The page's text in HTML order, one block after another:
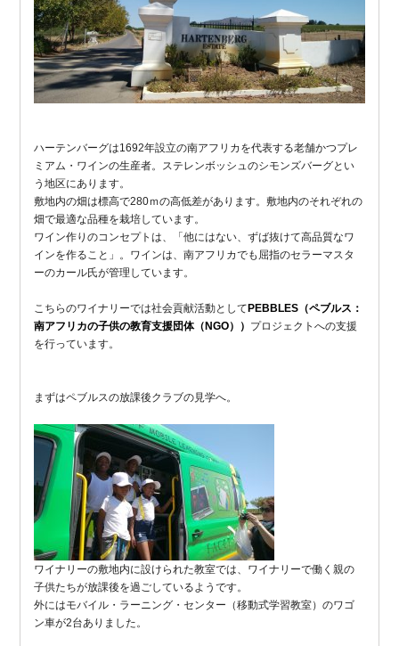
ハーテンバーグは1692年設立の南アフリカを代表する老舗かつプレ
ミアム・ワインの生産者。ステレンボッシュのシモンズバーグとい
う地区にあります。
敷地内の畑は標高で280ｍの高低差があります。敷地内のそれぞれの
畑で最適な品種を栽培しています。
ワイン作りのコンセプトは、「他にはない、ずば抜けて高品質なワ
インを作ること」。ワインは、南アフリカでも屈指のセラーマスタ
ーのカール氏が管理しています。
こちらのワイナリーでは社会貢献活動として PEBBLES（ペブルス：
南アフリカの子供の教育支援団体（NGO）） プロジェクトへの支援
を行っています。
まずはペブルスの放課後クラブの見学へ。
ワイナリーの敷地内に設けられた教室では、ワイナリーで働く親の
子供たちが放課後を過ごしているようです。
外にはモバイル・ラーニング・センター（移動式学習教室）のワゴ
ン車が2台ありました。